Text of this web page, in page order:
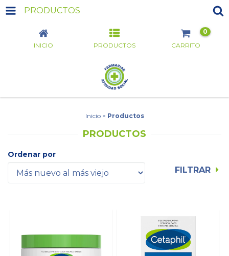
PRODUCTOS
INICIO PRODUCTOS CARRITO
0
Inicio > Productos
PRODUCTOS
Ordenar por
FILTRAR